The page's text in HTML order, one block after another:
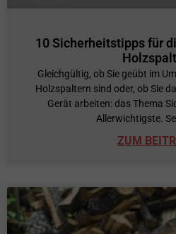
10 Sicherheitstipps für
Gleichgültig, ob Sie geübt im
Holzspaltern sind oder, ob Sie
Gerät arbeiten: das Thema
Allerwichtigste.
ZUM